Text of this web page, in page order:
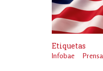
Etiquetas
Infobae Prensa